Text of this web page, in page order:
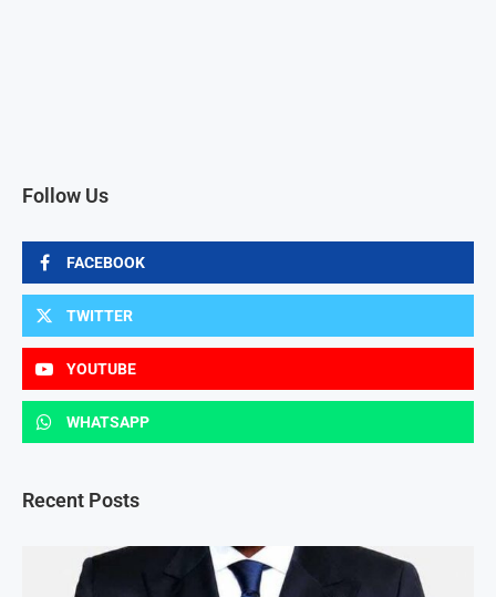
Follow Us
FACEBOOK
TWITTER
YOUTUBE
WHATSAPP
Recent Posts